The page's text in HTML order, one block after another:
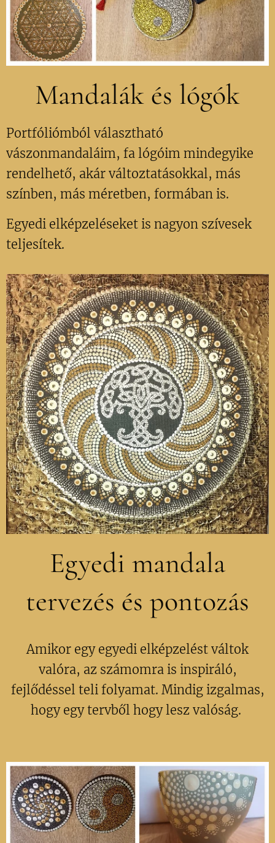
Mandalák és lógók
Portfóliómból választható
vászonmandaláim, fa lógóim mindegyike
rendelhető, akár változtatásokkal, más
színben, más méretben, formában is.
Egyedi elképzeléseket is nagyon szívesek
teljesítek.
Egyedi mandala
tervezés és pontozás
Amikor egy egyedi elképzelést váltok
valóra, az számomra is inspiráló,
fejlődéssel teli folyamat. Mindig izgalmas,
hogy egy tervből hogy lesz valóság.